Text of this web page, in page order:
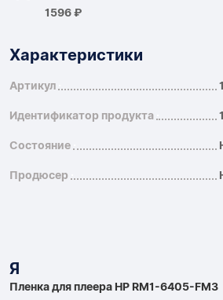
1596 ₽
Характеристики
Артикул
Идентификатор продукта
Состояние
Продюсер
Я
Пленка для плеера HP RM1-6405-FM3